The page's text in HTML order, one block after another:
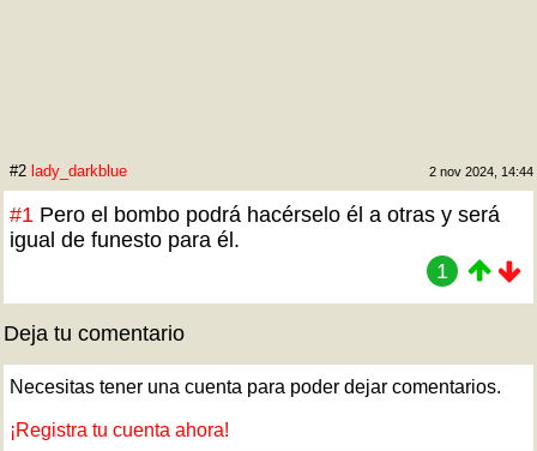
#2 lady_darkblue 2 nov 2024, 14:44
#1 Pero el bombo podrá hacérselo él a otras y será
igual de funesto para él.
1
Deja tu comentario
Necesitas tener una cuenta para poder dejar comentarios.
¡Registra tu cuenta ahora!